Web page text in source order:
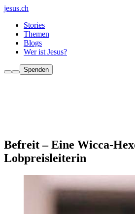
jesus.ch
Stories
Themen
Blogs
Wer ist Jesus?
Spenden
Befreit – Eine Wicca-
Lobpreisleiterin